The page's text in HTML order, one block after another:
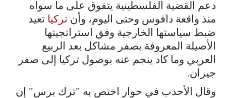
دعم القضية الفلسطينية يتفوق على ما سواه
منذ واقعة دافوس وحتى اليوم، وأن تركيا تعيد
ضبط سياستها الخارجية وفق استراتجيتها
الأصيلة المعروفة بصفر مشاكل بعد الربيع
العربي وما كاد ينجم عنه بوصول تركيا إلى صفر
جيران.
وقال الأحدب في حوار اختص به "ترك برس" إن